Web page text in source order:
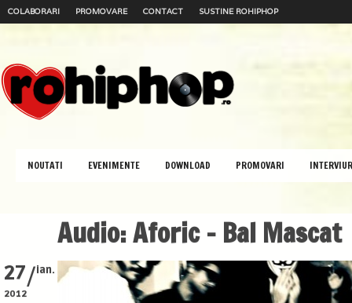
COLABORARI PROMOVARE CONTACT SUSTINE ROHIPHOP
NOUTATI EVENIMENTE DOWNLOAD PROMOVARI
Audio: Aforic – Bal Mascat
27/ian.
2012